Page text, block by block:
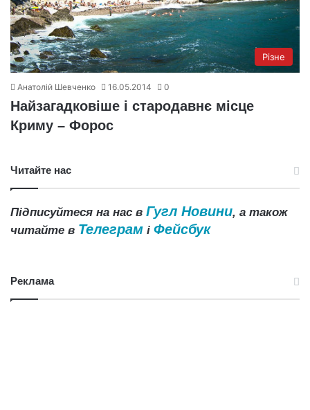
Різне
Анатолій Шевченко 16.05.2014 0
Найзагадковіше і стародавнє місце
Криму – Форос
Читайте нас
Підписуйтеся на нас в Гугл Новини, а також
читайте в Телеграм і Фейсбук
Реклама